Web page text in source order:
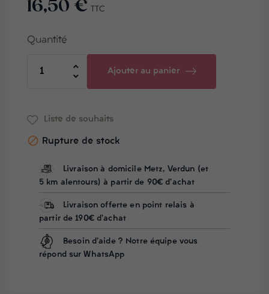
16,50 € TTC
Quantité
Ajouter au panier
Liste de souhaits
 Rupture de stock
Livraison à domicile Metz, Verdun (et
5 km alentours) à partir de 90€ d'achat
Livraison offerte en point relais à
partir de 190€ d'achat
Besoin d'aide ? Notre équipe vous
répond sur WhatsApp